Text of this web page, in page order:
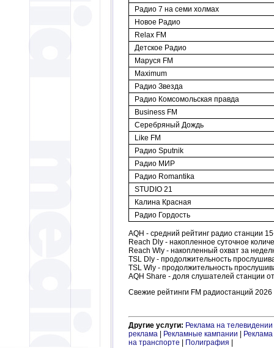
Радио 7 на семи холмах
Новое Радио
Relax FM
Детское Радио
Маруся FM
Maximum
Радио Звезда
Радио Комсомольская правда
Business FM
Серебряный Дождь
Like FM
Радио Sputnik
Радио МИР
Радио Romantika
STUDIO 21
Калина Красная
Радио Гордость
AQH - средний рейтинг радио станции
Reach Dly - накопленное суточное
Reach Wly - накопленный охват за
TSL Dly - продолжительность
TSL Wly - продолжительность
AQH Share - доля слушателей станции
Свежие рейтинги FM радиостанций
Другие услуги: Реклама на телевидении
реклама
Рекламные кампании
на транспорте
Полиграфия